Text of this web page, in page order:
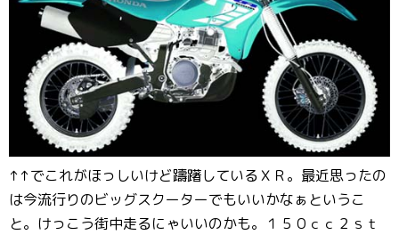
↑↑でこれがほっしいけど躊躇しているＸＲ。最近思ったの
は今流行りのビッグスクーターでもいいかなぁというこ
と。けっこう街中走るにゃいいのかも。１５０ｃｃ２ｓｔ